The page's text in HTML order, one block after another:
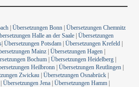
| Übersetzungen Bonn | Übersetzungen Chemnitz
Halle an der Saale | Übersetzungen
| Übersetzungen Potsdam | Übersetzungen Krefeld |
Mainz | Übersetzungen Hagen |
Bochum | Übersetzungen Heidelberg |
Heilbronn | Übersetzungen Reutlingen |
Zwickau | Übersetzungen Osnabrück |
| Übersetzungen Jena | Übersetzungen Hamm |